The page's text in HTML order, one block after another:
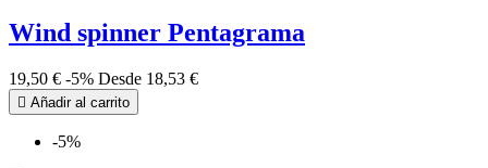
Wind spinner Pentagrama
19,50 € -5% Desde 18,53 €
 Añadir al carrito
-5%